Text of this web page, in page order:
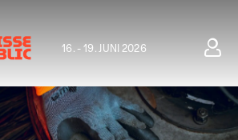
16. - 19. JUNI 2026